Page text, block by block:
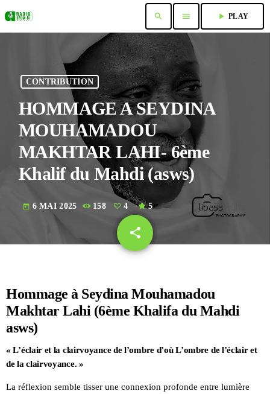
search menu play_arrow PLAY
CONTRIBUTION
HOMMAGE A SEYDINA
MOUHAMADOU
MAKHTAR LAHI- 6ème
Khalif du Mahdi (asws)
today 6 MAI 2025 158 4 5
share
email
Hommage à Seydina Mouhamadou
Makhtar Lahi (6ème Khalifa du Mahdi
asws)
« L’éclair et la clairvoyance de l’ombre d’où L’ombre de l’éclair et
de la clairvoyance. »
La réflexion semble tisser une connexion profonde entre lumière